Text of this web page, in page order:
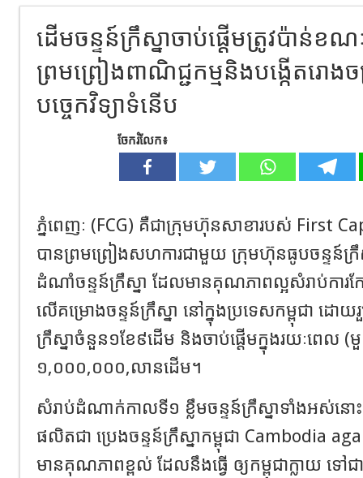
ដើមចន្ទន៍ក្រឹស្នាចាប់ផ្ដើមត្រូវប៉ាន់ខ
ព្រមព្រៀងពាណិជ្ជកម្មនិងបង្កើតរោងច
បច្ចេកវិទ្យាទំនើប
ចែករំលែក៖
ភ្នំពេញៈ (FCG) គឺជាក្រុមហ៊ុនសាខារបស់ First
បានព្រមព្រៀងសហការជាមួយ ក្រុមហ៊ុនធូបចន្ទន៍ក្រឹស្
ដំណាំចន្ទន៍ក្រឹស្នា ដែលមានគុណភាពល្អសំរាប់ការកែច្ន
លើគម្រោងចន្ទន៍ក្រឹស្នា នៅក្នុងប្រទេសកម្ពុជា ដោ
ក្រឹស្នាចំនួន១ខែ៩ដើម និងចាប់ផ្តើមក្នុងរយៈពេល
១,០០០,០០០,លានដើម។
សំរាប់ដំណាក់កាលទី១ ខ្លឹមចន្ទន៍ក្រឹស្នាទាំងអស់នោះ
ផលិតជា ប្រេងចន្ទន៍ក្រឹស្នាកម្ពុជា Cambodia
មានគុណភាពខ្ពល់ ដែលនឹងធ្វើ ឲ្យកម្ពុជាក្លាយ ទៅ